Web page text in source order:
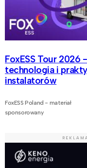
FoxESS Tour 2026
technologia i
instalatorów
FoxESS Poland - materiał
sponsorowany